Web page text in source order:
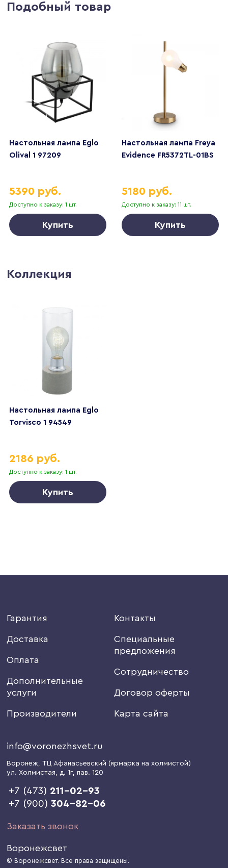
Подобный товар
Настольная лампа Eglo
Olival 1 97209
Доступно к заказу: 1 шт.
5390 руб.
Купить
Настольная лампа Freya
Evidence FR5372TL-01BS
Доступно к заказу: 11 шт.
5180 руб.
Купить
Коллекция
Настольная лампа Eglo
Torvisco 1 94549
Доступно к заказу: 1 шт.
2186 руб.
Купить
Гарантия
Доставка
Оплата
Дополнительные
услуги
Производители
Контакты
Специальные
предложения
Сотрудничество
Договор оферты
Карта сайта
info@voronezhsvet.ru
Воронеж, ТЦ Афанасьевский (ярмарка на холмистой)
ул. Холмистая, д. 1г, пав. 120
+7 (473) 211-02-93
+7 (900)304-82-06
Заказать звонок
Воронежсвет
© Воронежсвет. Все права защищены.